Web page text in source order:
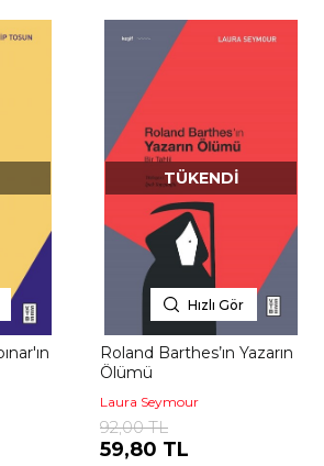
Hızlı Gör
TÜKENDI
Roland Barthes’ın Yazarın
Ölümü
Laura Seymour
92,00 TL
59,80 TL